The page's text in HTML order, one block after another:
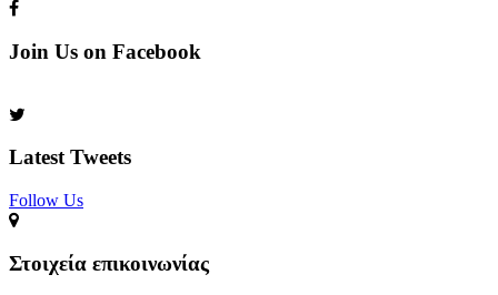
Join Us on Facebook
Latest Tweets
Follow Us​
Στοιχεία επικοινωνίας